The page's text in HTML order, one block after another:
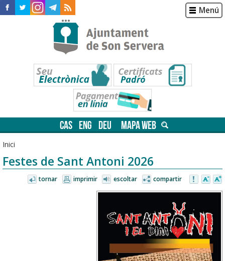
Menú
CAS ENG DEU MAPA WEB
Inici
Festes de Sant Antoni 2026
tornar imprimir escoltar compartir